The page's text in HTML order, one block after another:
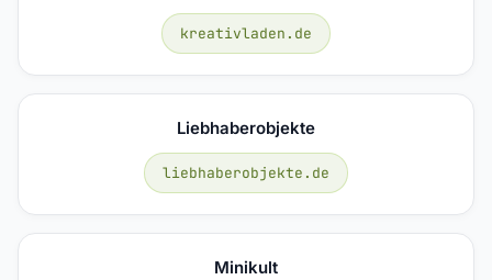
kreativladen.de
Liebhaberobjekte
liebhaberobjekte.de
Minikult